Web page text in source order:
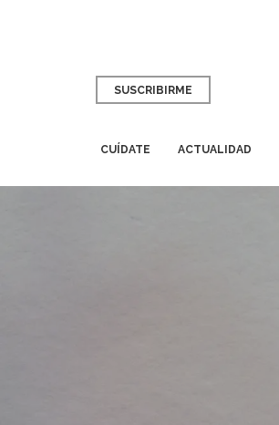
SUSCRIBIRME
CUÍDATE ACTUALIDAD